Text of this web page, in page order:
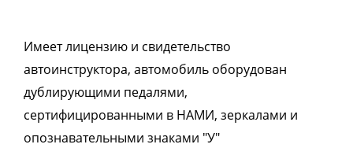
Имеет лицензию и свидетельство
автоинструктора, автомобиль оборудован
дублирующими педалями,
сертифицированными в НАМИ, зеркалами и
опознавательными знаками "У"